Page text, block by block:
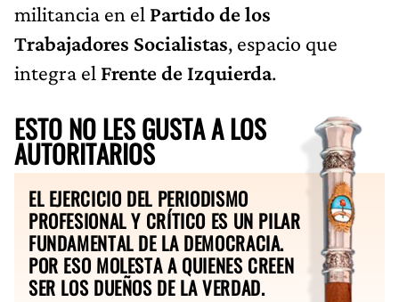
militancia en el Partido de los
Trabajadores Socialistas, espacio que
integra el Frente de Izquierda.
ESTO NO LES GUSTA A LOS
AUTORITARIOS
EL EJERCICIO DEL PERIODISMO
PROFESIONAL Y CRÍTICO ES UN PILAR
FUNDAMENTAL DE LA DEMOCRACIA.
POR ESO MOLESTA A QUIENES CREEN
SER LOS DUEÑOS DE LA VERDAD.